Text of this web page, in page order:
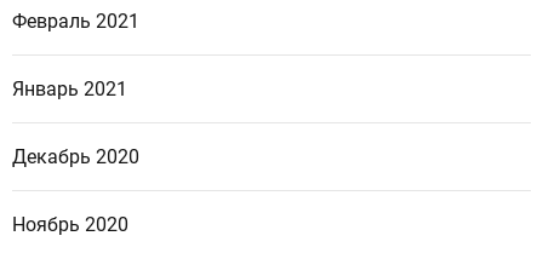
Февраль 2021
Январь 2021
Декабрь 2020
Ноябрь 2020